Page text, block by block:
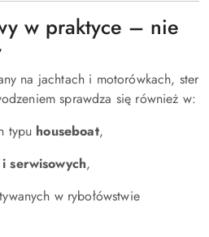
w praktyce – nie
na jachtach i motorówkach, ster
sprawdza się również w:
typu houseboat,
serwisowych,
w rybołówstwie